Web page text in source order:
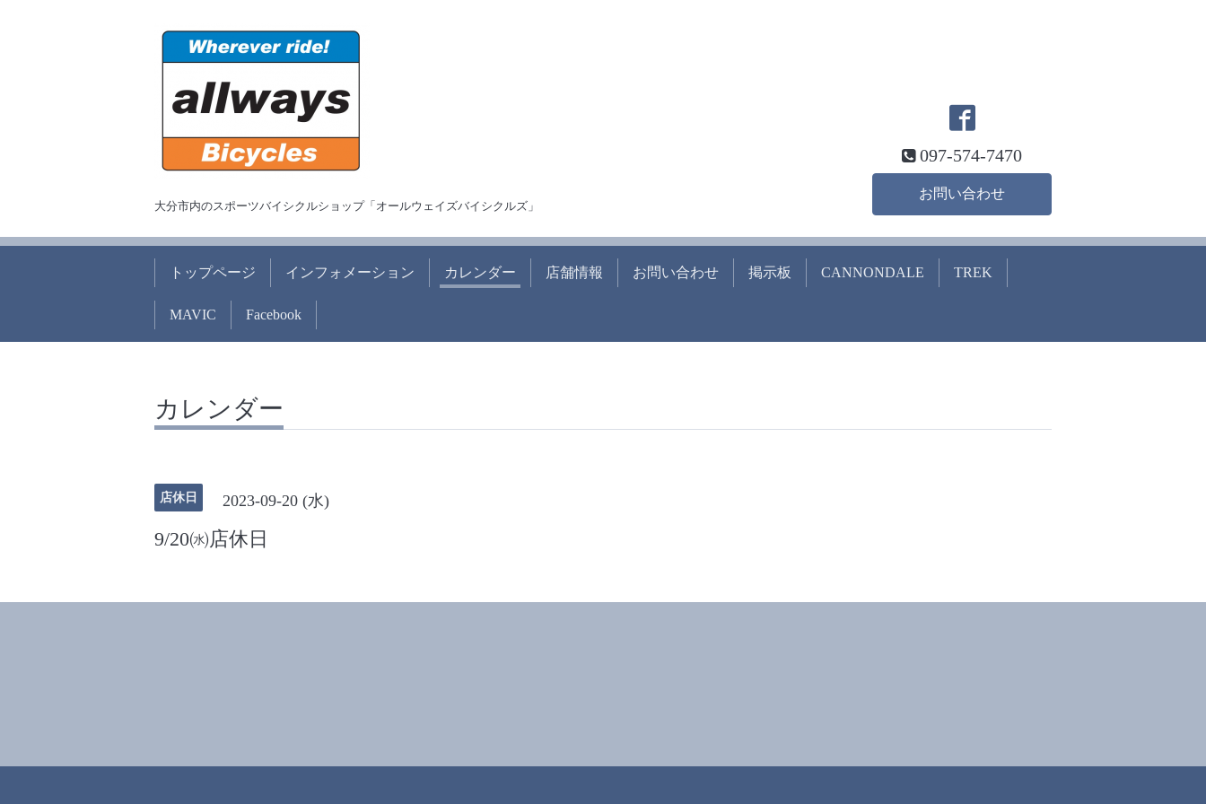
大分市内のスポーツバイシクルショップ「オールウェイズバイシクルズ」
097-574-7470
お問い合わせ
トップページ インフォメーション カレンダー 店舗情報 お問い合わせ 掲示板 CANNONDALE TREK
MAVIC Facebook
カレンダー
店休日 2023-09-20 (水)
9/20㈬店休日